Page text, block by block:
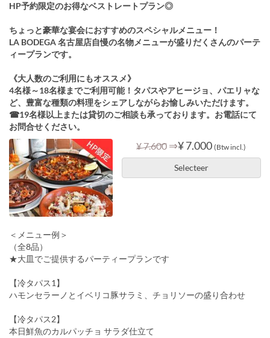
HP予約限定のお得なベストレートプラン◎
ちょっと豪華な宴会におすすめのスペシャルメニュー！
LA BODEGA 名古屋店自慢の名物メニューが盛りだくさんのパーテ
ィープランです。
《大人数のご利用にもオススメ》
4名様～18名様までご利用可能！タパスやアヒージョ、パエリャな
ど、豊富な種類の料理をシェアしながらお愉しみいただけます。
☎19名様以上または貸切のご相談も承っております。お電話にて
お問合せください。
¥ 7.600 ⇒¥ 7.000 (Btw incl.)
Selecteer
＜メニュー例＞
（全8品）
★大皿でご提供するパーティープランです
【冷タパス1】
ハモンセラーノとイベリコ豚サラミ、チョリソーの盛り合わせ
【冷タパス2】
本日鮮魚のカルパッチョ サラダ仕立て